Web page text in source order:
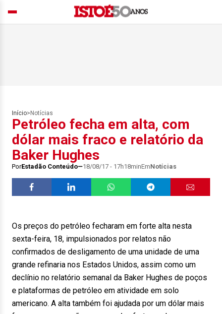
Início> Notícias
Petróleo fecha em alta, com
dólar mais fraco e relatório da
Baker Hughes
PorEstadão Conteúdo 18/08/17 - 17h18minEmNotícias
Os preços do petróleo fecharam em forte alta nesta
sexta-feira, 18, impulsionados por relatos não
confirmados de desligamento de uma unidade de uma
grande refinaria nos Estados Unidos, assim como um
declínio no relatório semanal da Baker Hughes de poços
e plataformas de petróleo em atividade em solo
americano. A alta também foi ajudada por um dólar mais